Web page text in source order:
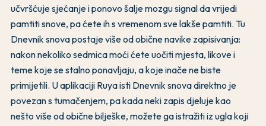
učvršćuje sjećanje i ponovo šalje mozgu signal da vrijedi
pamtiti snove, pa ćete ih s vremenom sve lakše pamtiti. Tu
Dnevnik snova postaje više od obične navike zapisivanja:
nakon nekoliko sedmica moći ćete uočiti mjesta, likove i
teme koje se stalno ponavljaju, a koje inače ne biste
primijetili. U aplikaciji Ruya isti Dnevnik snova direktno je
povezan s tumačenjem, pa kada neki zapis djeluje kao
nešto više od obične bilješke, možete ga istražiti iz ugla koji